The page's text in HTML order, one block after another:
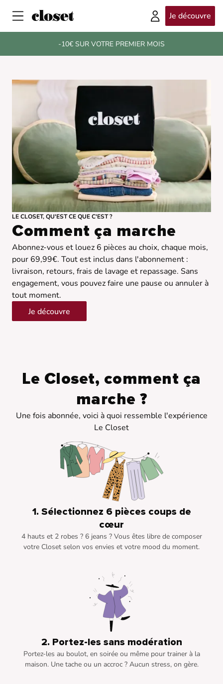
Je découvre
-10€ SUR VOTRE PREMIER MOIS
LE CLOSET, QU'EST CE QUE C'EST ?
Comment ça marche
Abonnez-vous et louez 6 pièces au choix, chaque mois,
pour 69,99€. Tout est inclus dans l'abonnement :
livraison, retours, frais de lavage et repassage. Sans
engagement, vous pouvez faire une pause ou annuler à
tout moment.
Je découvre
Le Closet, comment ça
marche ?
Une fois abonnée, voici à quoi ressemble l'expérience
Le Closet
1. Sélectionnez 6 pièces coups de
cœur
4 hauts et 2 robes ? 6 jeans ? Vous êtes libre de composer
votre Closet selon vos envies et votre mood du moment.
2. Portez-les sans modération
Portez-les au boulot, en soirée ou même pour trainer à la
maison. Une tache ou un accroc ? Aucun stress, on gère.